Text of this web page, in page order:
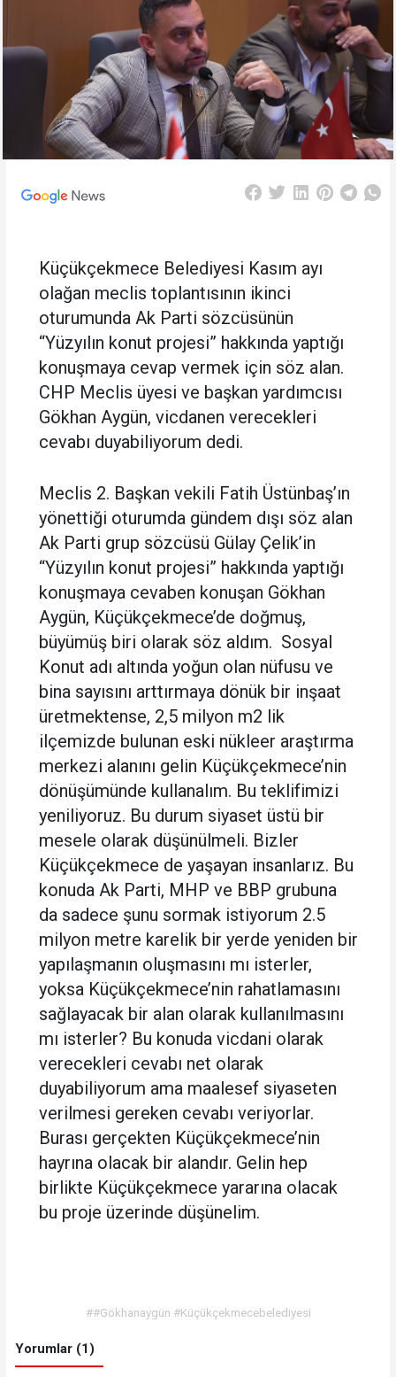
Küçükçekmece Belediyesi Kasım ayı
olağan meclis toplantısının ikinci
oturumunda Ak Parti sözcüsünün
“Yüzyılın konut projesi” hakkında yaptığı
konuşmaya cevap vermek için söz alan.
CHP Meclis üyesi ve başkan yardımcısı
Gökhan Aygün, vicdanen verecekleri
cevabı duyabiliyorum dedi.
Meclis 2. Başkan vekili Fatih Üstünbaş’ın
yönettiği oturumda gündem dışı söz alan
Ak Parti grup sözcüsü Gülay Çelik’in
“Yüzyılın konut projesi” hakkında yaptığı
konuşmaya cevaben konuşan Gökhan
Aygün, Küçükçekmece’de doğmuş,
büyümüş biri olarak söz aldım. Sosyal
Konut adı altında yoğun olan nüfusu ve
bina sayısını arttırmaya dönük bir inşaat
üretmektense, 2,5 milyon m2 lik
ilçemizde bulunan eski nükleer araştırma
merkezi alanını gelin Küçükçekmece’nin
dönüşümünde kullanalım. Bu teklifimizi
yeniliyoruz. Bu durum siyaset üstü bir
mesele olarak düşünülmeli. Bizler
Küçükçekmece de yaşayan insanlarız. Bu
konuda Ak Parti, MHP ve BBP grubuna
da sadece şunu sormak istiyorum 2.5
milyon metre karelik bir yerde yeniden bir
yapılaşmanın oluşmasını mı isterler,
yoksa Küçükçekmece’nin rahatlamasını
sağlayacak bir alan olarak kullanılmasını
mı isterler? Bu konuda vicdani olarak
verecekleri cevabı net olarak
duyabiliyorum ama maalesef siyaseten
verilmesi gereken cevabı veriyorlar.
Burası gerçekten Küçükçekmece’nin
hayrına olacak bir alandır. Gelin hep
birlikte Küçükçekmece yararına olacak
bu proje üzerinde düşünelim.
##Gökhanaygün #Küçükçekmecebelediyesi
Yorumlar (1)